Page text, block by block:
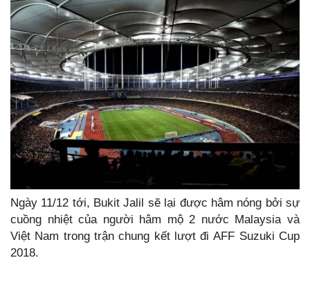
Ngày 11/12 tới, Bukit Jalil sẽ lại được hâm nóng bởi sự
cuồng nhiệt của người hâm mộ 2 nước Malaysia và
Việt Nam trong trận chung kết lượt đi AFF Suzuki Cup
2018.